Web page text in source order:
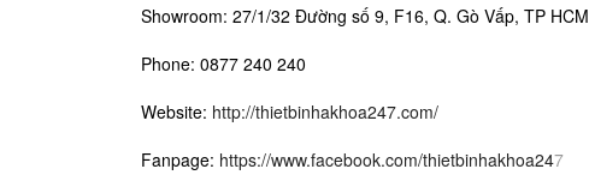
Showroom: 27/1/32 Đường số 9, F16, Q. Gò Vấp, TP HCM
Phone: 0877 240 240
Website: http://thietbinhakhoa247.com/
Fanpage: https://www.facebook.com/thietbinhakhoa247